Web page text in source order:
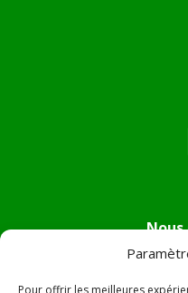
Pour offrir les meilleures
Tél :
Mail: